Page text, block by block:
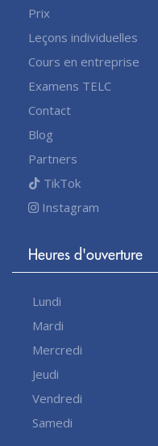
Prix
Leçons individuelles
Cours en entreprise
Examens TELC
Contact
Blog
Partners
TikTok
Instagram
Heures d'ouverture
Lundi
Mardi
Mercredi
Jeudi
Vendredi
Samedi